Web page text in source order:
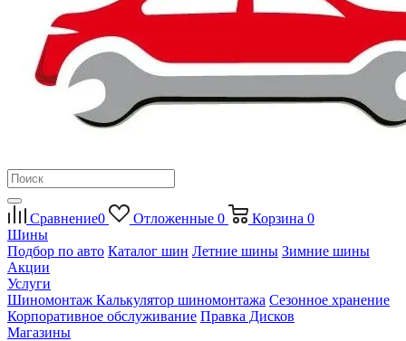
Сравнение0 Отложенные 0 Корзина 0
Шины
Подбор по авто Каталог шин Летние шины Зимние шины
Акции
Услуги
Шиномонтаж Калькулятор шиномонтажа Сезонное хранение
Корпоративное обслуживание Правка Дисков
Магазины